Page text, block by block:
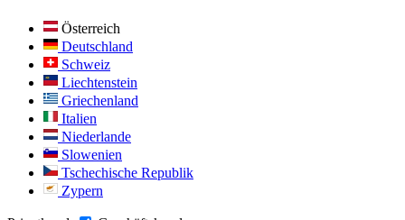
Österreich
Deutschland
Schweiz
Liechtenstein
Griechenland
Italien
Niederlande
Slowenien
Tschechische Republik
Zypern